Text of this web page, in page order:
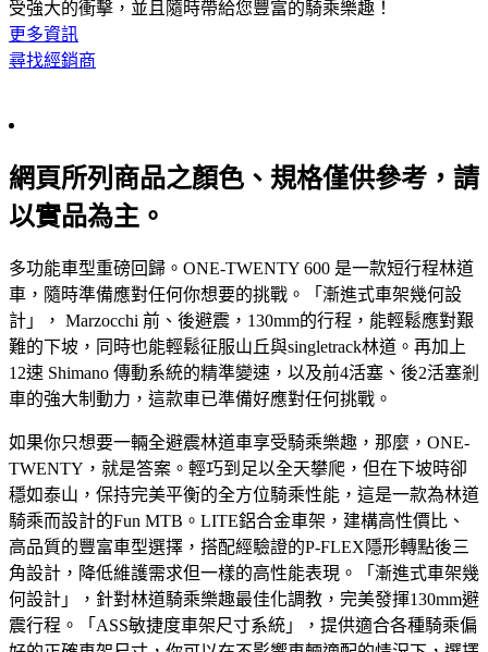
受強大的衝擊，並且隨時帶給您豐富的騎乘樂趣！
更多資訊
尋找經銷商
網頁所列商品之顏色、規格僅供參考，請
以實品為主。
多功能車型重磅回歸。ONE-TWENTY 600 是一款短行程林道
車，隨時準備應對任何你想要的挑戰。「漸進式車架幾何設
計」， Marzocchi 前、後避震，130mm的行程，能輕鬆應對艱
難的下坡，同時也能輕鬆征服山丘與singletrack林道。再加上
12速 Shimano 傳動系統的精準變速，以及前4活塞、後2活塞剎
車的強大制動力，這款車已準備好應對任何挑戰。
如果你只想要一輛全避震林道車享受騎乘樂趣，那麼，ONE-
TWENTY，就是答案。輕巧到足以全天攀爬，但在下坡時卻
穩如泰山，保持完美平衡的全方位騎乘性能，這是一款為林道
騎乘而設計的Fun MTB。LITE鋁合金車架，建構高性價比、
高品質的豐富車型選擇，搭配經驗證的P-FLEX隱形轉點後三
角設計，降低維護需求但一樣的高性能表現。「漸進式車架幾
何設計」，針對林道騎乘樂趣最佳化調教，完美發揮130mm避
震行程。「ASS敏捷度車架尺寸系統」，提供適合各種騎乘偏